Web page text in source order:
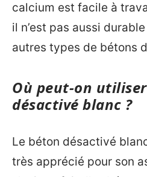
calcium est facile à
il n’est pas aussi
autres types de bétons
Où peut-on
désactivé blanc ?
Le béton désactivé
très apprécié pour son